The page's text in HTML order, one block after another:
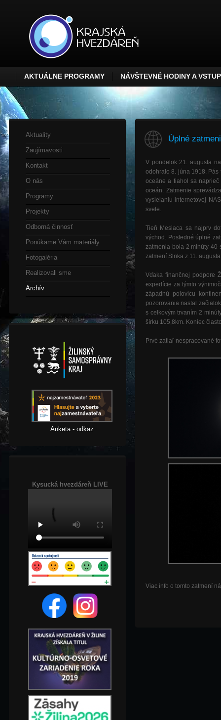
AKTUÁLNE PROGRAMY NÁVŠTEVNÉ HODINY A
Aktuality
Zaujímavosti
Kontakt
O nás
Programy
Projekty
Odborná činnosť
Ponúkame Vám materiály
Fotogaléria
Realizovali sme
Archív
Anketa - odkaz
Kysucká hvezdáreň LIVE
Úplné
V pondelok 21. augusta
odohralo 8. júna 1918.
oceáne a tiahol sa
oceán. Zatmenie
vysielaniu internetovej
svete.
Tieň Mesiaca sa najprv
východ. Posledné úplné
zatmenia bola 2 minúty 40
zatmení Slnka z 11.
Vďaka finančnej podpore
expedície za týmto
západnú polovicu
pozorovania nastal
s celkovým trvaním 2
šírku 105,8km. Koniec
Prvé zatiaľ nespracované
Viac info o tomto zatmení